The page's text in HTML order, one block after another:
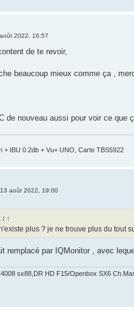
2022, 16:57
de te revoir,
beaucoup mieux comme ça ,
de nouveau aussi pour voir ce que
+ IBU 0.2db + Vu+ UNO, Carte TBS5922
août 2022, 19:00
: ↑
plus ? je ne trouve plus du tout
remplacé par IQMonitor , avec
sx88,DR HD F15/Openbox SX6